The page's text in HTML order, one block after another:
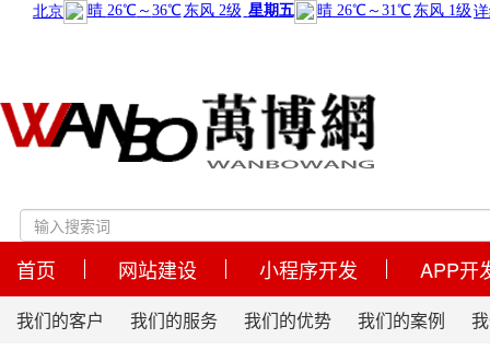
首页 网站建设 小程序开发 APP开
我们的客户 我们的服务 我们的优势 我们的案例